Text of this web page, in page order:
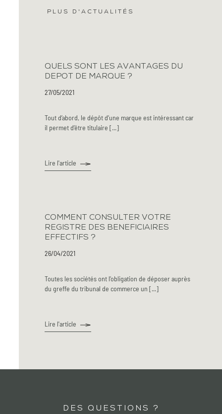
PLUS D'ACTUALITÉS
QUELS SONT LES AVANTAGES DU
DEPOT DE MARQUE ?
27/05/2021
Tout d’abord, le dépôt d’une marque est intéressant car
il permet d’être titulaire [...]
Lire l'article
COMMENT CONSULTER VOTRE
REGISTRE DES BENEFICIAIRES
EFFECTIFS ?
26/04/2021
Toutes les sociétés ont l’obligation de déposer auprès
du greffe du tribunal de commerce un [...]
Lire l'article
DES QUESTIONS ?